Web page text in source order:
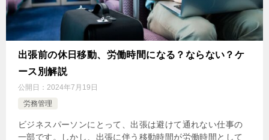
出張前の休日移動、労働時間になる？ならない？ケ
ース別解説
公開日： 2024年7月19日
労務管理
ビジネスパーソンにとって、出張は避けて通れない仕事の
一部です。しかし、出張に伴う移動時間が労働時間として